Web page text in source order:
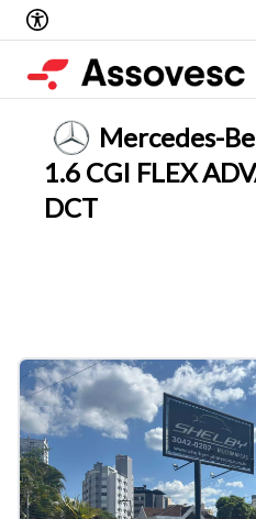
Mercedes-
1.6 CGI FLEX
DCT